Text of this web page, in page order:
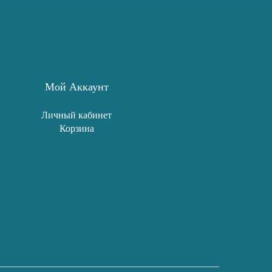
Мой Аккаунт
Личный кабинет
Корзина